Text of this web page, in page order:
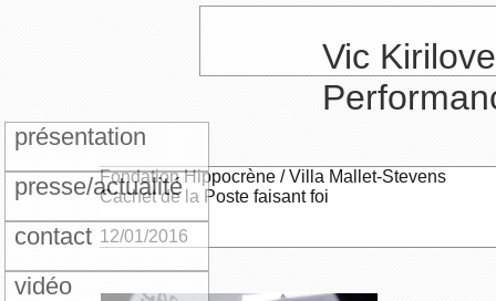
présentation
presse/actualité
contact
vidéo
Vic
Fondation Hippocrène / Villa Mallet-Stevens
Cachet de la Poste faisant foi
12/01/2016